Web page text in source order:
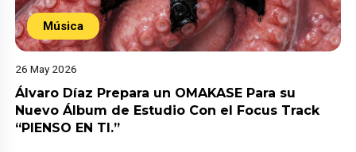
Música
26 May 2026
Álvaro Díaz Prepara un OMAKASE Para su
Nuevo Álbum de Estudio Con el Focus Track
“PIENSO EN TI.”